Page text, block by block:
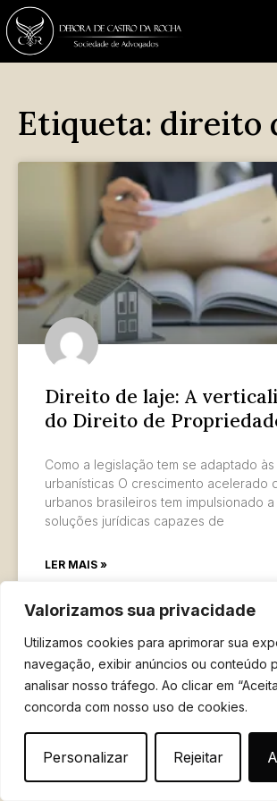
Valorizamos sua privacidade
Utilizamos cookies para aprimorar sua
navegação, exibir anúncios ou conteúdo
analisar nosso tráfego. Ao clicar em
concorda com nosso uso de cookies.
Personalizar Rejeitar
Etiqueta: direito
Direito de laje: A
do Direito de
Como a legislação tem se adaptado às
urbanísticas O crescimento acelerado
urbanos brasileiros tem impulsionado
soluções jurídicas capazes de
LER MAIS »
12 de maio de 2026